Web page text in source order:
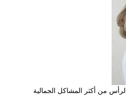
من أكثر المشاكل الجمالية